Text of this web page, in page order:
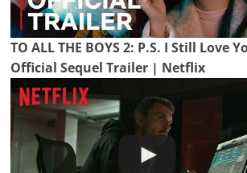
TO ALL THE BOYS 2: P.S. I Still Love
Official Sequel Trailer | Netflix